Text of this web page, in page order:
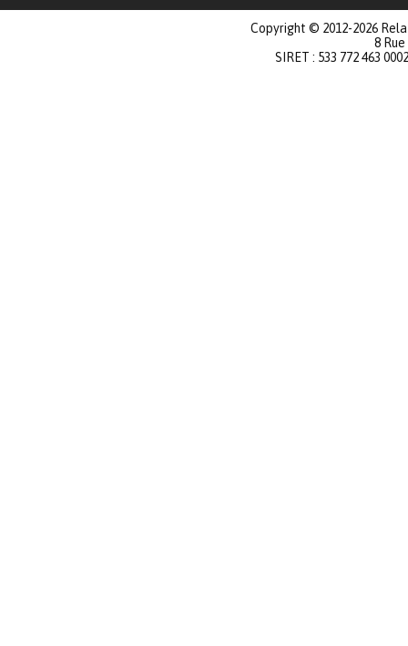
Copyright © 2012-2026
8
SIRET : 533 772 463